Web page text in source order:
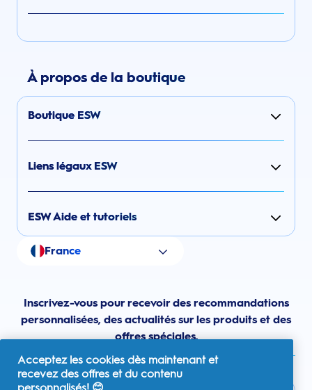
À propos de la boutique
Boutique ESW
Liens légaux ESW
ESW Aide et tutoriels
France
Inscrivez-vous pour recevoir des recommandations
personnalisées, des actualités sur les produits et des
offres spéciales.
Acceptez les cookies dès maintenant et
recevez des offres et du contenu